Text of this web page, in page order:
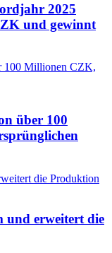
2025
und gewinnt
über 100
und erweitert die